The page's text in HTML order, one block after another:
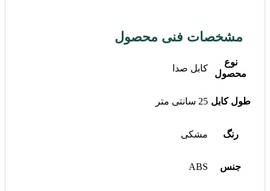
مشخصات فنی محصول
نوع
محصول
کابل صدا
طول کابل 25 سانتی متر
رنگ مشکی
جنس ABS